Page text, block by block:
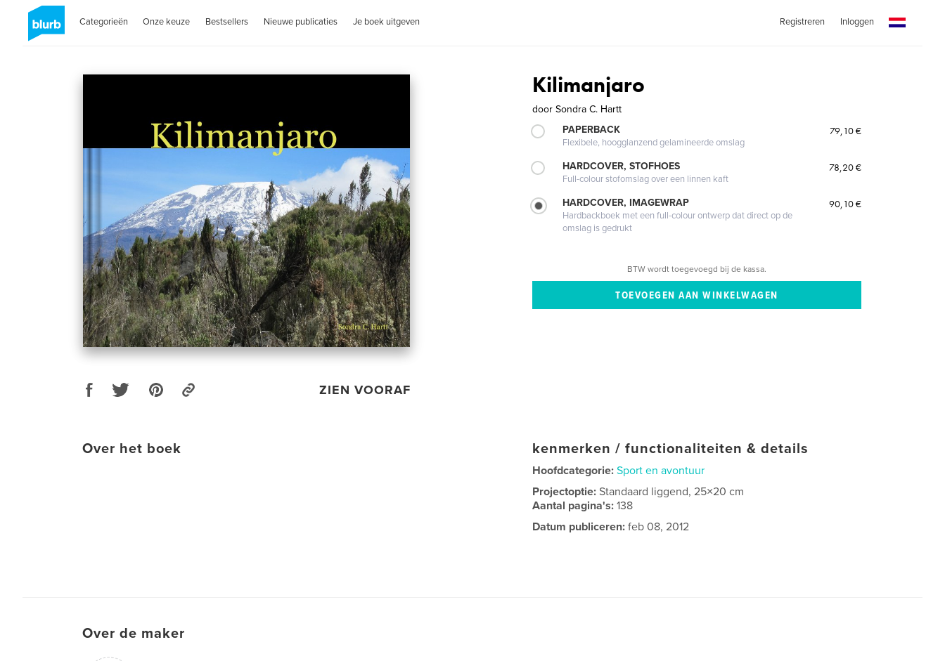
Categorieën Onze keuze Bestsellers Nieuwe publicaties Je boek uitgeven Registreren Inloggen
ZIEN VOORAF
Kilimanjaro
door Sondra C. Hartt
PAPERBACK
Flexibele, hoogglanzend gelamineerde omslag
79,10 €
HARDCOVER, STOFHOES
Full-colour stofomslag over een linnen kaft
78,20 €
HARDCOVER, IMAGEWRAP
Hardbackboek met een full-colour ontwerp dat direct op de
omslag is gedrukt
90,10 €
BTW wordt toegevoegd bij de kassa.
Over het boek kenmerken / functionaliteiten & details
Hoofdcategorie: Sport en avontuur
Projectoptie:Standaard liggend, 25×20 cm
Aantal pagina's:138
Datum publiceren: feb 08, 2012
Over de maker